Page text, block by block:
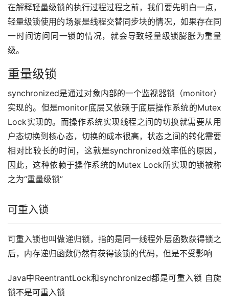
在解释轻量级锁的执行过程过程之前，我们要先明白一点，
轻量级锁使用的场景是线程交替同步块的情况，如果存在同
一时间访问同一锁的情况，就会导致轻量级锁膨胀为重量
级。
重量级锁
synchronized是通过对象内部的一个监视器锁（monitor）
实现的。但是monitor底层又依赖于底层操作系统的Mutex
Lock实现的。而操作系统实现线程之间的切换就需要从用
户态切换到核心态，切换的成本很高，状态之间的转化需要
相对比较长的时间，这就是synchronized效率低的原因，
因此，这种依赖于操作系统的Mutex Lock所实现的锁被称
之为“重量级锁”
可重入锁
可重入锁也叫做递归锁，指的是同一线程外层函数获得锁之
后，内存递归函数仍然有获得该锁的代码，但是不受影响
Java中ReentrantLock和synchronized都是可重入锁 自旋
锁不是可重入锁